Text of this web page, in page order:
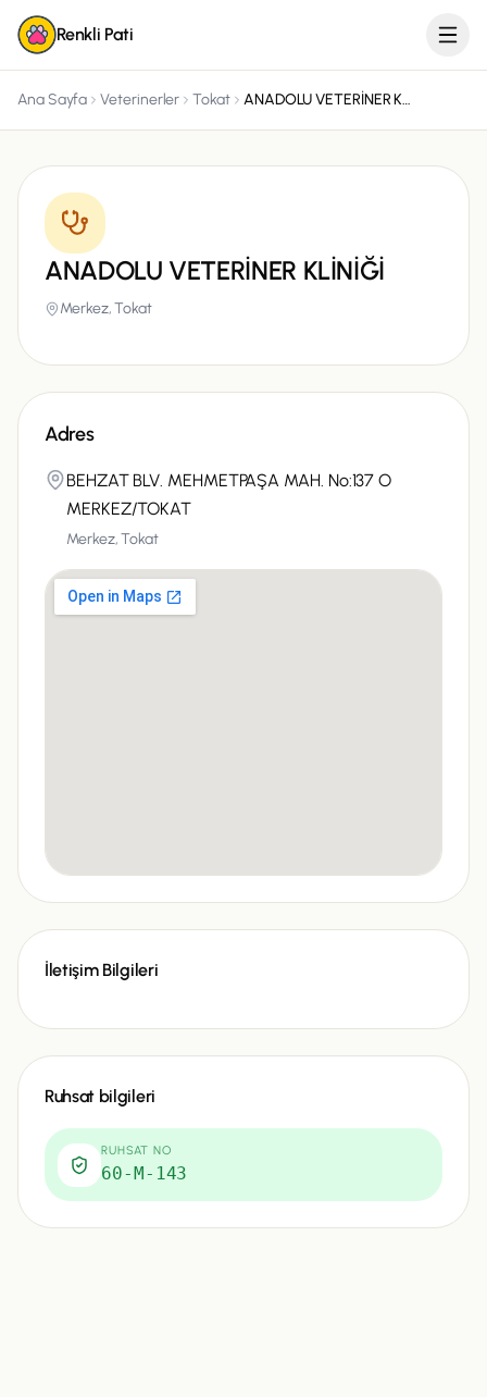
Renkli Pati
Ana Sayfa Veterinerler Tokat ANADOLU VETERİNER KLİNİĞİ
ANADOLU VETERİNER KLİNİĞİ
Merkez,Tokat
Adres
BEHZAT BLV. MEHMETPAŞA MAH. No:137 O
MERKEZ/TOKAT
Merkez,Tokat
İletişim Bilgileri
Ruhsat bilgileri
RUHSAT NO
60-M-143